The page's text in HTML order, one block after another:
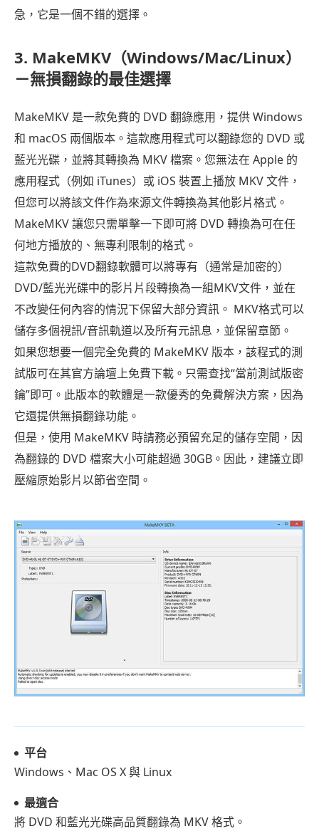
急，它是一個不錯的選擇。
3. MakeMKV（Windows/Mac/Linux）
－無損翻錄的最佳選擇
MakeMKV 是一款免費的 DVD 翻錄應用，提供 Windows
和 macOS 兩個版本。這款應用程式可以翻錄您的 DVD 或
藍光光碟，並將其轉換為 MKV 檔案。您無法在 Apple 的
應用程式（例如 iTunes）或 iOS 裝置上播放 MKV 文件，
但您可以將該文件作為來源文件轉換為其他影片格式。
MakeMKV 讓您只需單擊一下即可將 DVD 轉換為可在任
何地方播放的、無專利限制的格式。
這款免費的DVD翻錄軟體可以將專有（通常是加密的）
DVD/藍光光碟中的影片片段轉換為一組MKV文件，並在
不改變任何內容的情況下保留大部分資訊。 MKV格式可以
儲存多個視訊/音訊軌道以及所有元訊息，並保留章節。
如果您想要一個完全免費的 MakeMKV 版本，該程式的測
試版可在其官方論壇上免費下載。只需查找“當前測試版密
鑰”即可。此版本的軟體是一款優秀的免費解決方案，因為
它還提供無損翻錄功能。
但是，使用 MakeMKV 時請務必預留充足的儲存空間，因
為翻錄的 DVD 檔案大小可能超過 30GB。因此，建議立即
壓縮原始影片以節省空間。
平台
Windows、Mac OS X 與 Linux
最適合
將 DVD 和藍光光碟高品質翻錄為 MKV 格式。